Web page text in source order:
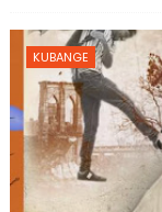
KUBANGE